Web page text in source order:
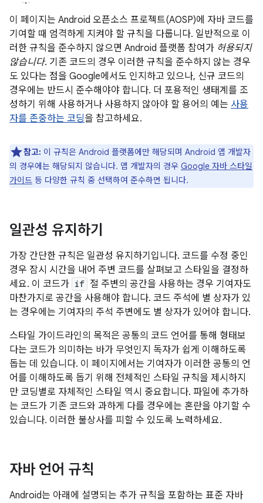
이 페이지는 Android 오픈소스 프로젝트(AOSP)에 자바 코드를
기여할 때 엄격하게 지켜야 할 규칙을 다룹니다. 일반적으로 이
러한 규칙을 준수하지 않으면 Android 플랫폼 참여가 허용되지
않습니다. 기존 코드의 경우 이러한 규칙을 준수하지 않는 경우
도 있다는 점을 Google에서도 인지하고 있으나, 신규 코드의
경우에는 반드시 준수해야야 합니다. 더 포용적인 생태계를 조
성하기 위해 사용하거나 사용하지 않아야 할 용어의 예는 사용
자를 존중하는 코딩을 참고하세요.
참고: 이 규칙은 Android 플랫폼에만 해당되며 Android 앱 개발자
의 경우에는 해당되지 않습니다. 앱 개발자의 경우 Google 자바 스타일
가이드 등 다양한 규칙 중 선택하여 준수하면 됩니다.
일관성 유지하기
가장 간단한 규칙은 일관성 유지하기입니다. 코드를 수정 중인
경우 잠시 시간을 내어 주변 코드를 살펴보고 스타일을 결정하
세요. 이 코드가 if 절 주변의 공간을 사용하는 경우 기여자도
마찬가지로 공간을 사용해야 합니다. 코드 주석에 별 상자가 있
는 경우에는 기여자의 주석 주변에도 별 상자가 있어야 합니다.
스타일 가이드라인의 목적은 공통의 코드 언어를 통해 형태보
다는 코드가 의미하는 바가 무엇인지 독자가 쉽게 이해하도록
돕는 데 있습니다. 이 페이지에서는 기여자가 이러한 공통의 언
어를 이해하도록 돕기 위해 전체적인 스타일 규칙을 제시하지
만 코딩별로 자체적인 스타일 역시 중요합니다. 파일에 추가하
는 코드가 기존 코드와 과하게 다를 경우에는 혼란을 야기할 수
있습니다. 이러한 불상사를 피할 수 있도록 노력하세요.
자바 언어 규칙
Android는 아래에 설명되는 추가 규칙을 포함하는 표준 자바